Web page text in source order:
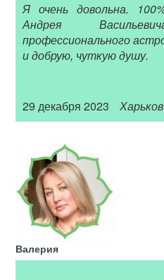
Я очень довольна.
Андрея
профессионального
и добрую, чуткую душу.
29 декабря 2023 Харьков
Валерия